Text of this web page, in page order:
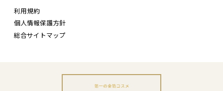
利用規約
個人情報保護方針
総合サイトマップ